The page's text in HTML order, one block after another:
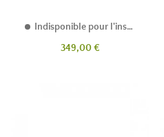
Indisponible pour l'instant
Prix
349,00 €